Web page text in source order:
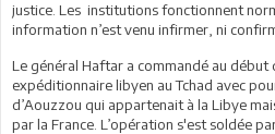
justice. Les institutions fonctionnent
information n’est venu infirmer, ni
Le général Haftar a commandé au début
expéditionnaire libyen au Tchad avec
d’Aouzzou qui appartenait à la Libye
par la France. L’opération s'est soldée